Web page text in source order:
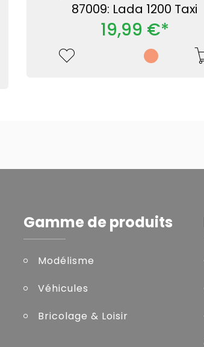
87009: Lada 1200 Taxi
19,99 €*
Gamme de produits
Modélisme
Véhicules
Bricolage & Loisir